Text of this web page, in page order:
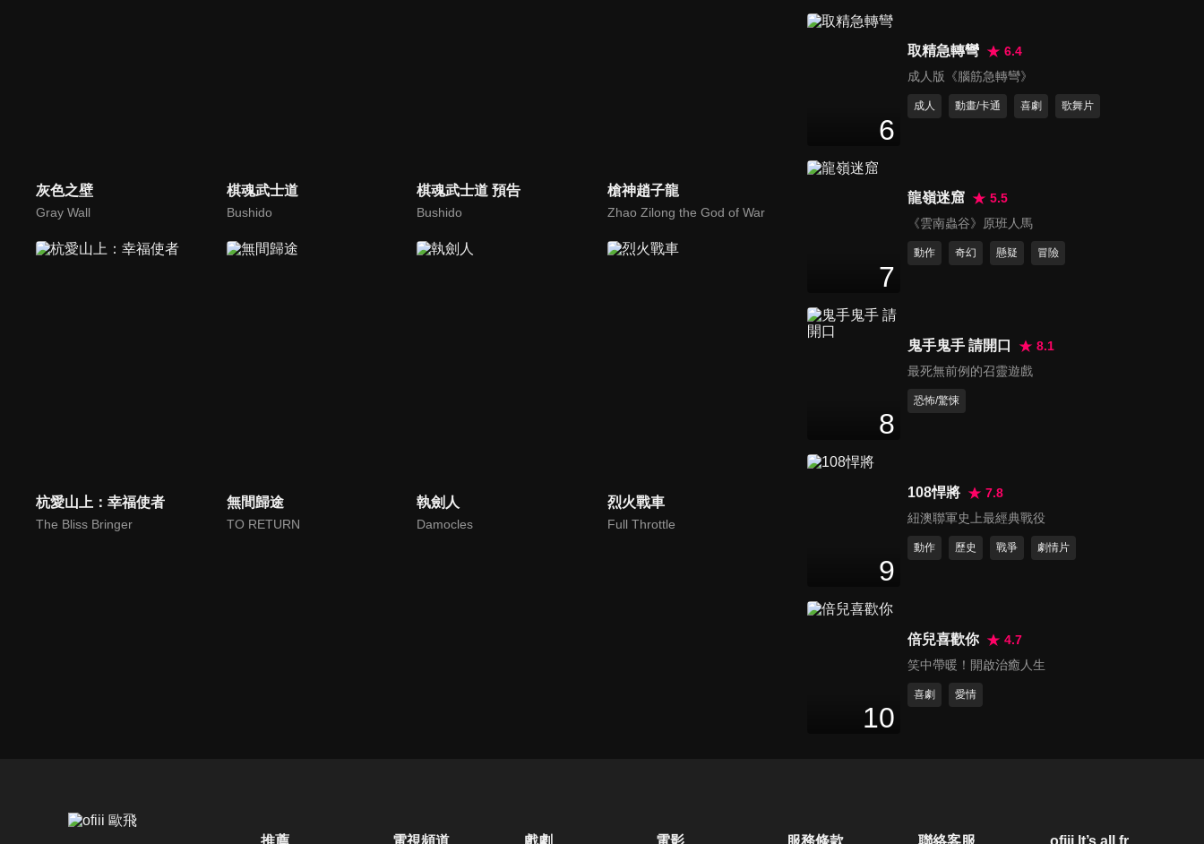
灰色之壁
Gray Wall
棋魂武士道
Bushido
棋魂武士道 預告
Bushido
槍神趙子龍
Zhao Zilong the God of War
杭愛山上：幸福使者
The Bliss Bringer
無間歸途
TO RETURN
執劍人
Damocles
烈火戰車
Full Throttle
執劍人
烈火戰車
Full Throttle
6
取精急轉彎
6.4
成人版《腦筋急轉彎》
成人 動畫/卡通 喜劇 歌舞片
7
龍嶺迷窟
5.5
《雲南蟲谷》原班人馬
動作 奇幻 懸疑 冒險
8
鬼手鬼手 請開口
8.1
最死無前例的召靈遊戲
恐怖/驚悚
9
108悍將
7.8
紐澳聯軍史上最經典戰役
動作 歷史 戰爭 劇情片
10
倍兒喜歡你
4.7
笑中帶暖！開啟治癒人生
喜劇 愛情
推薦 電視頻道 戲劇 電影 服務條款 聯絡客服